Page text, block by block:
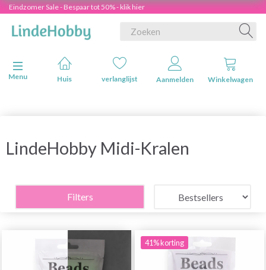
Eindzomer Sale - Bespaar tot 50% - klik hier
Navigatie in-/uitschakelen
Menu
Huis verlanglijst Aanmelden Winkelwagen
LindeHobby Midi-Kralen
Filters
41% korting